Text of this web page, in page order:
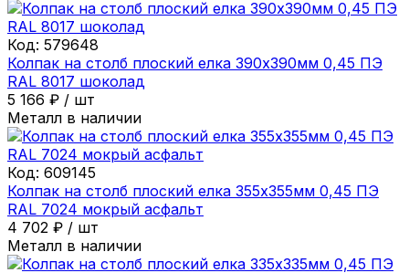
Код: 579648
Колпак на столб плоский елка 390х390мм 0,45 ПЭ
RAL 8017 шоколад
5 166 ₽ / шт
Металл в наличии
Код: 609145
Колпак на столб плоский елка 355х355мм 0,45 ПЭ
RAL 7024 мокрый асфальт
4 702 ₽ / шт
Металл в наличии